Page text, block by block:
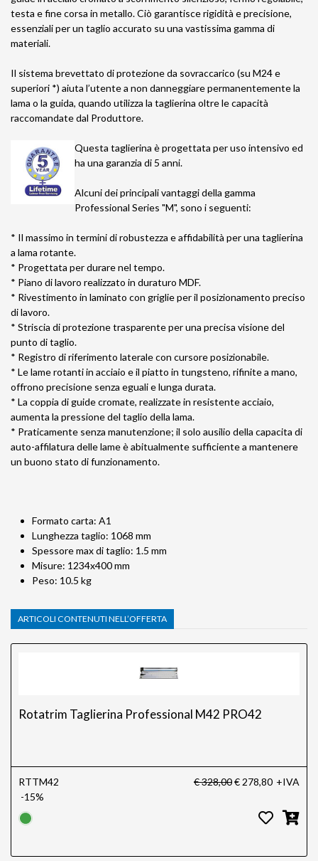
testa e fine corsa in metallo. Ciò garantisce rigidità e precisione,
essenziali per un taglio accurato su una vastissima gamma di
materiali.
Il sistema brevettato di protezione da sovraccarico (su M24 e
superiori *) aiuta l’utente a non danneggiare permanentemente la
lama o la guida, quando utilizza la taglierina oltre le capacità
raccomandate dal Produttore.
Questa taglierina è progettata per uso intensivo ed
ha una garanzia di 5 anni.
Alcuni dei principali vantaggi della gamma
Professional Series "M", sono i seguenti:
* Il massimo in termini di robustezza e affidabilità per una taglierina
a lama rotante.
* Progettata per durare nel tempo.
* Piano di lavoro realizzato in duraturo MDF.
* Rivestimento in laminato con griglie per il posizionamento preciso
di lavoro.
* Striscia di protezione trasparente per una precisa visione del
punto di taglio.
* Registro di riferimento laterale con cursore posizionabile.
* Le lame rotanti in acciaio e il piatto in tungsteno, rifinite a mano,
offrono precisione senza eguali e lunga durata.
* La coppia di guide cromate, realizzate in resistente acciaio,
aumenta la pressione del taglio della lama.
* Praticamente senza manutenzione; il solo ausilio della capacita di
auto-affilatura delle lame è abitualmente sufficiente a mantenere
un buono stato di funzionamento.
Formato carta: A1
Lunghezza taglio: 1068 mm
Spessore max di taglio: 1.5 mm
Misure: 1234x400 mm
Peso: 10.5 kg
ARTICOLI CONTENUTI NELL’OFFERTA
Rotatrim Taglierina Professional M42 PRO42
RTTM42
-15%
€ 328,00€ 278,80 +IVA